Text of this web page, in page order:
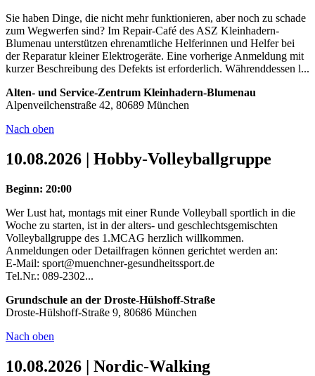
Sie haben Dinge, die nicht mehr funktionieren, aber noch zu schade
zum Wegwerfen sind? Im Repair-Café des ASZ Kleinhadern-
Blumenau unterstützen ehrenamtliche Helferinnen und Helfer bei
der Reparatur kleiner Elektrogeräte. Eine vorherige Anmeldung mit
kurzer Beschreibung des Defekts ist erforderlich. Währenddessen l...
Alten- und Service-Zentrum Kleinhadern-Blumenau
Alpenveilchenstraße 42, 80689 München
Nach oben
10.08.2026 | Hobby-Volleyballgruppe
Beginn: 20:00
Wer Lust hat, montags mit einer Runde Volleyball sportlich in die
Woche zu starten, ist in der alters- und geschlechtsgemischten
Volleyballgruppe des 1.MCAG herzlich willkommen.
Anmeldungen oder Detailfragen können gerichtet werden an:
E-Mail: sport@muenchner-gesundheitssport.de
Tel.Nr.: 089-2302...
Grundschule an der Droste-Hülshoff-Straße
Droste-Hülshoff-Straße 9, 80686 München
Nach oben
10.08.2026 | Nordic-Walking